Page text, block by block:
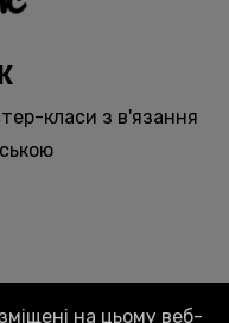
класи з в'язання
на цьому веб-